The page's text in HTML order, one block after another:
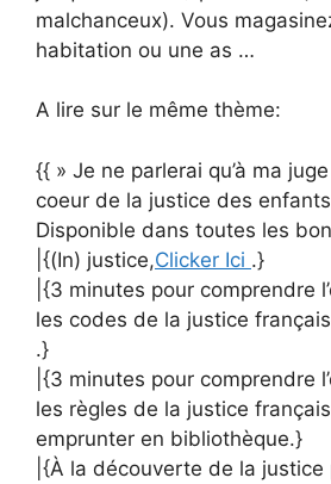
malchanceux). Vous
habitation ou une as …
A lire sur le même thème:
{{ » Je ne parlerai qu’à ma
coeur de la justice des
Disponible dans toutes les
|{(In) justice,Clicker Ici .}
|{3 minutes pour comprendre
les codes de la justice
.}
|{3 minutes pour comprendre
les règles de la justice
emprunter en bibliothèque.}
|{À la découverte de la justice